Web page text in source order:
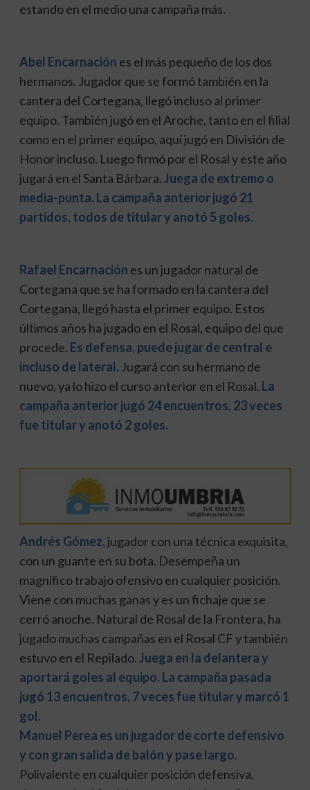
estando en el medio una campaña más.
Abel Encarnación es el más pequeño de los dos
hermanos. Jugador que se formó también en la
cantera del Cortegana, llegó incluso al primer
equipo. También jugó en el Aroche, tanto en el filial
como en el primer equipo, aquí jugó en División de
Honor incluso. Luego firmó por el Rosal y este año
jugará en el Santa Bárbara.Juega de extremo o
media-punta. La campaña anterior jugó 21
partidos, todos de titular y anotó 5 goles.
Rafael Encarnación es un jugador natural de
Cortegana que se ha formado en la cantera del
Cortegana, llegó hasta el primer equipo. Estos
últimos años ha jugado en el Rosal, equipo del que
procede. Es defensa, puede jugar de central e
incluso de lateral. Jugará con su hermano de
nuevo, ya lo hizo el curso anterior en el Rosal. La
campaña anterior jugó 24 encuentros, 23 veces
fue titular y anotó 2 goles.
Andrés Gómez,jugador con una técnica exquisita,
con un guante en su bota. Desempeña un
magnífico trabajo ofensivo en cualquier posición.
Viene con muchas ganas y es un fichaje que se
cerró anoche. Natural de Rosal de la Frontera, ha
jugado muchas campañas en el Rosal CF y también
estuvo en el Repilado.Juega en la delantera y
aportará goles al equipo. La campaña pasada
jugó 13 encuentros, 7 veces fue titular y marcó 1
gol.
Manuel Perea es un jugador de corte defensivo
y con gran salida de balón y pase largo.
Polivalente en cualquier posición defensiva,